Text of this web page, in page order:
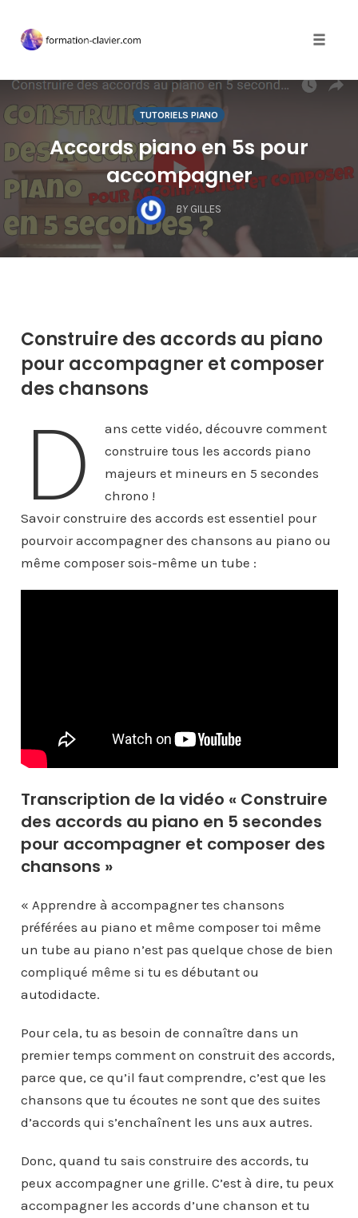
Skip
to
content
TUTORIELS PIANO
Accords piano en 5s pour
accompagner
BY GILLES
Construire des accords au piano
pour accompagner et composer
des chansons
D
ans cette vidéo, découvre comment
construire tous les accords piano
majeurs et mineurs en 5 secondes
chrono !
Savoir construire des accords est essentiel pour
pourvoir accompagner des chansons au piano ou
même composer sois-même un tube :
Transcription de la vidéo « Construire
des accords au piano en 5 secondes
pour accompagner et composer des
chansons »
« Apprendre à accompagner tes chansons
préférées au piano et même composer toi même
un tube au piano n’est pas quelque chose de bien
compliqué même si tu es débutant ou
autodidacte.
Pour cela, tu as besoin de connaître dans un
premier temps comment on construit des accords,
parce que, ce qu’il faut comprendre, c’est que les
chansons que tu écoutes ne sont que des suites
d’accords qui s’enchaînent les uns aux autres.
Donc, quand tu sais construire des accords, tu
peux accompagner une grille. C’est à dire, tu peux
accompagner les accords d’une chanson et tu